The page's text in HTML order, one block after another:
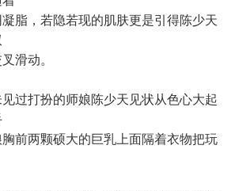
脂，若隐若现的肌肤更是引得陈少天
滑动。
打扮的师娘陈少天见状从色心大起
前两颗硕大的巨乳上面隔着衣物把玩